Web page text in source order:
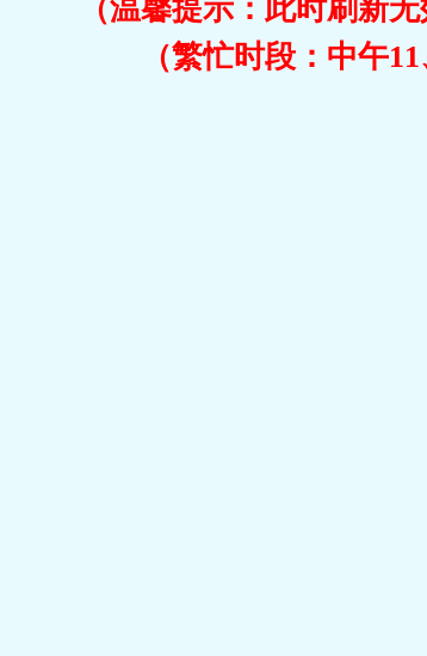
（温馨提示：此时刷新
（繁忙时段：中午